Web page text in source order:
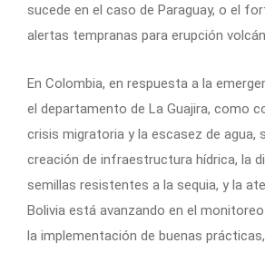
sucede en el caso de Paraguay, o el
alertas tempranas para erupción
En Colombia, en respuesta a la
el departamento de La Guajira, como
crisis migratoria y la escasez de agua,
creación de infraestructura hídrica, la
semillas resistentes a la sequia, y la
Bolivia está avanzando en el
la implementación de buenas